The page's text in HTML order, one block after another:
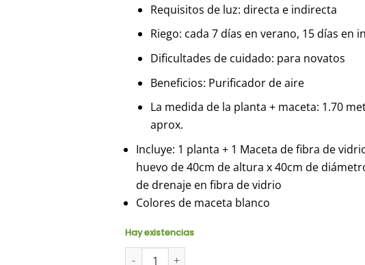
Requisitos de luz: directa e indirecta
Riego: cada 7 días en verano, 15 días en
Dificultades de cuidado: para novatos
Beneficios: Purificador de aire
La medida de la planta + maceta: 1.70
aprox.
Incluye: 1 planta + 1 Maceta de fibra de
huevo de 40cm de altura x 40cm de
de drenaje en fibra de vidrio
Colores de maceta blanco
Hay existencias
Palmera Bambu en maceta huevo | 1.70mts cantidad